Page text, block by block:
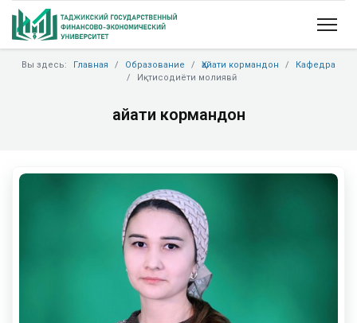
Вы здесь: Главная Образование Ҳайати кормандон
Кафедра
Иқтисодиёти молиявӣ
Ҳайати кормандон